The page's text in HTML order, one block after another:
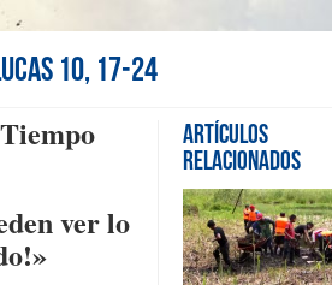
10, 17-24
Artículos
Relacionados
ver lo